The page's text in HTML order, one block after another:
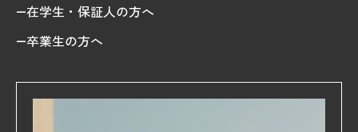
在学生・保証人の方へ
卒業生の方へ